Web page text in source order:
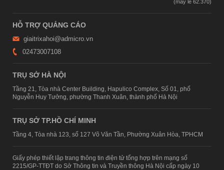
HỖ TRỢ QUẢNG CÁO
giaitrixahoi@admicro.vn
02473007108
TRỤ SỞ HÀ NỘI
Tầng 21, Tòa nhà Center Building, Hapulico Complex, Số 01, phố
Nguyễn Huy Tưởng, phường Thanh Xuân, thành phố Hà Nội
TRỤ SỞ TP.HỒ CHÍ MINH
Tầng 4, Tòa nhà 123, số 127 Võ Văn Tần, Phường Xuân Hòa, TPHCM
Giấy phép thiết lập trang thông tin điện tử tổng hợp trên mạng số
2215/GP-TTĐT do Sở Thông tin và Truyền thông Hà Nội cấp ngày 10